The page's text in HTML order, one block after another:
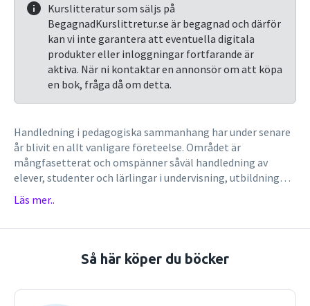
Kurslitteratur som säljs på
BegagnadKurslittretur.se är begagnad och därför
kan vi inte garantera att eventuella digitala
produkter eller inloggningar fortfarande är
aktiva. När ni kontaktar en annonsör om att köpa
en bok, fråga då om detta.
Handledning i pedagogiska sammanhang har under senare
år blivit en allt vanligare företeelse. Området är
mångfasetterat och omspänner såväl handledning av
elever, studenter och lärlingar i undervisning, utbildning
samtliga skolformer. För första gången samlas 21 av de
att uppfatta handledningsbegreppet och står för olika
teoretiska antaganden och utgångspunkter. De beskriver
Läs mer..
Så här köper du böcker